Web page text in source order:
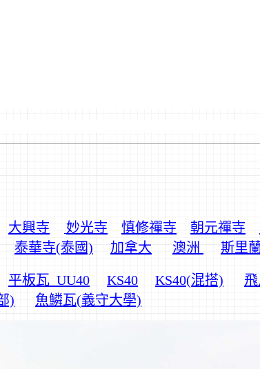
大興寺 妙光寺 慎修禪寺 朝元禪寺
泰華寺(泰國) 加拿大 澳洲 斯里
平板瓦_UU40 KS40 KS40(混搭)
) 魚鱗瓦(義守大學)